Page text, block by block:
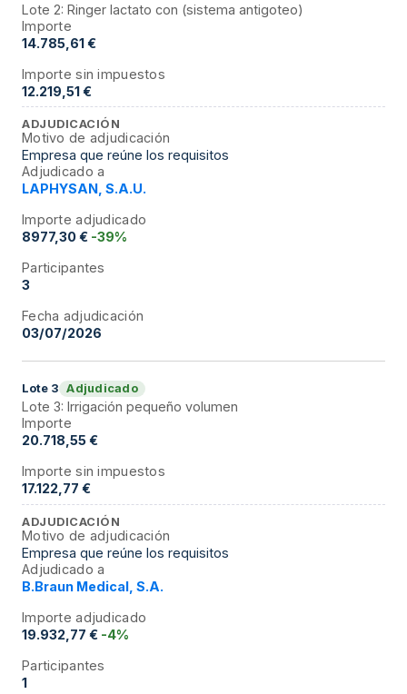
Lote 2: Ringer lactato con (sistema antigoteo)
Importe
14.785,61 €
Importe sin impuestos
12.219,51 €
ADJUDICACIÓN
Motivo de adjudicación
Empresa que reúne los requisitos
Adjudicado a
LAPHYSAN, S.A.U.
Importe adjudicado
8977,30 € -39%
Participantes
3
Fecha adjudicación
03/07/2026
Lote 3 Adjudicado
Lote 3: Irrigación pequeño volumen
Importe
20.718,55 €
Importe sin impuestos
17.122,77 €
ADJUDICACIÓN
Motivo de adjudicación
Empresa que reúne los requisitos
Adjudicado a
B.Braun Medical, S.A.
Importe adjudicado
19.932,77 € -4%
Participantes
1